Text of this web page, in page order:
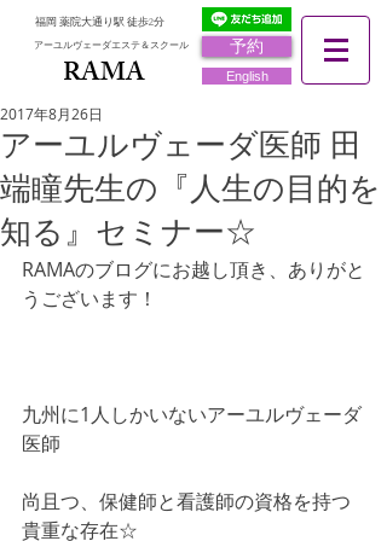
予約
福岡 薬院大通り駅 徒歩2分
アーユルヴェーダエステ＆スクール
RAMA English
アーユルヴェーダ医師 田
端瞳先生の『人生の目的を
知る』セミナー☆
2017年8月26日
RAMAのブログにお越し頂き、ありがと
うございます！
九州に1人しかいないアーユルヴェーダ
医師
尚且つ、保健師と看護師の資格を持つ
貴重な存在☆